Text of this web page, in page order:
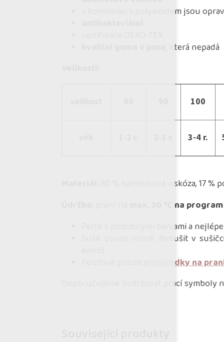
v kombinaci s polyamidem jsou
, která nepadá
100
3-4 r.
80 % bambusová viskóza, 17 %
max. 30 °C na
Perte s podobnými barvami a
Sušit pouze volně. Nesušit v
prostředky na
Doporučujeme dodržovat prací symboly